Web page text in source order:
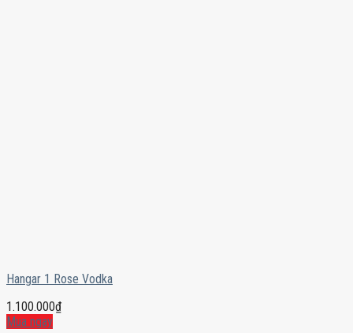
Hangar 1 Rose Vodka
1.100.000₫
Mua ngay